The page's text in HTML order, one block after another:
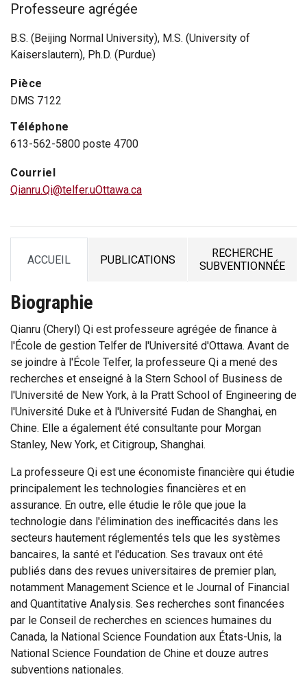
Professeure agrégée
B.S. (Beijing Normal University), M.S. (University of
Kaiserslautern), Ph.D. (Purdue)
Pièce
DMS 7122
Téléphone
613-562-5800 poste 4700
Courriel
Qianru.Qi@telfer.uOttawa.ca
ACCUEIL
TAB PUBLICATIONS
TAB
RECHERCHE
SUBVENTIONNÉE
TAB
Biographie
Qianru (Cheryl) Qi est professeure agrégée de finance à
l'École de gestion Telfer de l'Université d'Ottawa. Avant de
se joindre à l'École Telfer, la professeure Qi a mené des
recherches et enseigné à la Stern School of Business de
l'Université de New York, à la Pratt School of Engineering de
l'Université Duke et à l'Université Fudan de Shanghai, en
Chine. Elle a également été consultante pour Morgan
Stanley, New York, et Citigroup, Shanghai.
La professeure Qi est une économiste financière qui étudie
principalement les technologies financières et en
assurance. En outre, elle étudie le rôle que joue la
technologie dans l'élimination des inefficacités dans les
secteurs hautement réglementés tels que les systèmes
bancaires, la santé et l'éducation. Ses travaux ont été
publiés dans des revues universitaires de premier plan,
notamment Management Science et le Journal of Financial
and Quantitative Analysis. Ses recherches sont financées
par le Conseil de recherches en sciences humaines du
Canada, la National Science Foundation aux États-Unis, la
National Science Foundation de Chine et douze autres
subventions nationales.